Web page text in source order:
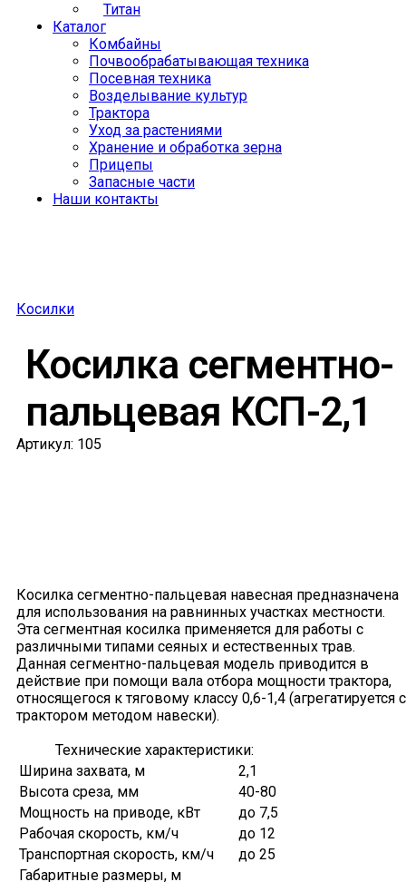
Титан
Каталог
Комбайны
Почвообрабатывающая техника
Посевная техника
Возделывание культур
Трактора
Уход за растениями
Хранение и обработка зерна
Прицепы
Запасные части
Наши контакты
Косилки
Косилка сегментно-
пальцевая КСП-2,1
Артикул: 105
Косилка сегментно-пальцевая навесная предназначена
для использования на равнинных участках местности.
Эта сегментная косилка применяется для работы с
различными типами сеяных и естественных трав.
Данная сегментно-пальцевая модель приводится в
действие при помощи вала отбора мощности трактора,
относящегося к тяговому классу 0,6-1,4 (агрегатируется с
трактором методом навески).
Технические характеристики:
Ширина захвата, м
2,1
Высота среза, мм
40-80
Мощность на приводе, кВт
до 7,5
Рабочая скорость, км/ч
до 12
Транспортная скорость, км/ч
до 25
Габаритные размеры, м